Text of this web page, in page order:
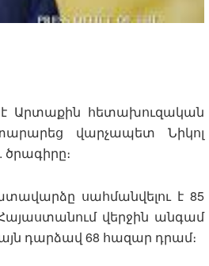
է Արտաքին հետախուզական
վարչապետ Նիկոլ
ծրագիրը։
սահմանվելու է 85
վերջին անգամ
դարձավ 68 հազար դրամ։